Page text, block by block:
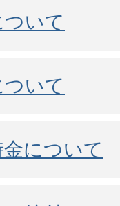
いて
ついて
について